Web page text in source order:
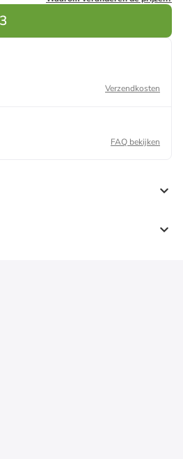
Verzendkosten
FAQ bekijken